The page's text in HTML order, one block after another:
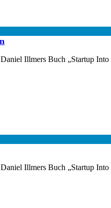
Illmers Buch „Startup
Illmers Buch „Startup